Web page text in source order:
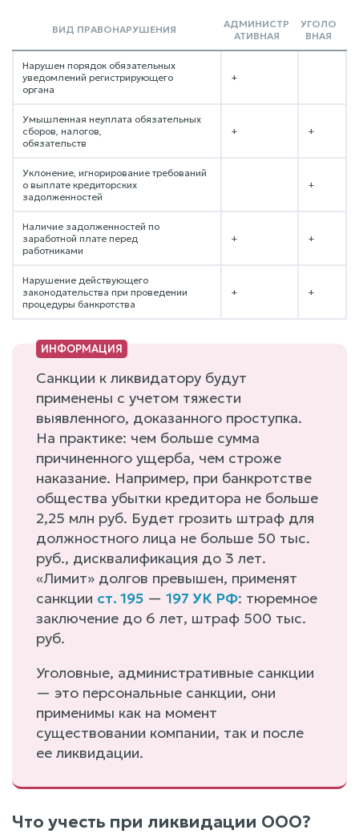
ВИД ПРАВОНАРУШЕНИЯ
АДМИНИСТР
АТИВНАЯ
УГОЛО
ВНАЯ
Нарушен порядок обязательных
уведомлений регистрирующего
органа
+
Умышленная неуплата обязательных
сборов, налогов,
обязательств
+ +
Уклонение, игнорирование требований
о выплате кредиторских
задолженностей
+
Наличие задолженностей по
заработной плате перед
работниками
+ +
Нарушение действующего
законодательства при проведении
процедуры банкротства
+ +
Санкции к ликвидатору будут
применены с учетом тяжести
выявленного, доказанного проступка.
На практике: чем больше сумма
причиненного ущерба, чем строже
наказание. Например, при банкротстве
общества убытки кредитора не больше
2,25 млн руб. Будет грозить штраф для
должностного лица не больше 50 тыс.
руб., дисквалификация до 3 лет.
«Лимит» долгов превышен, применят
санкции ст. 195 — 197 УК РФ: тюремное
заключение до 6 лет, штраф 500 тыс.
руб.
Уголовные, административные санкции
— это персональные санкции, они
применимы как на момент
существовании компании, так и после
ее ликвидации.
Что учесть при ликвидации ООО?